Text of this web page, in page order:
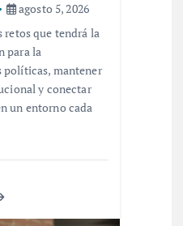
agosto 5, 2026
retos que tendrá la
para la
políticas, mantener
y conectar
un entorno cada